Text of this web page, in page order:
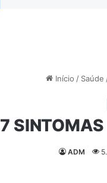
Início / Saúde
7
ADM